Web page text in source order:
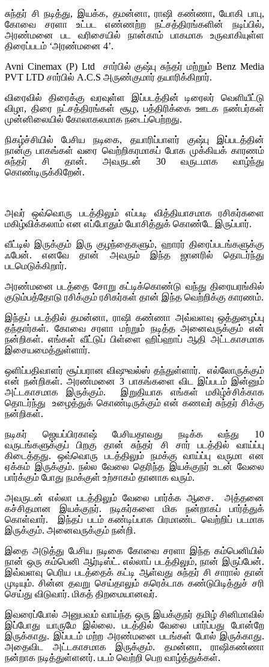
சுந்தர் சி நடித்து, இயக்க, தமன்னா, ராஷி கண்ணா, யோகி பாபு,
கோவை சரளா உட்பட எண்ணற்ற நட்சத்திரங்களின் நடிப்பில்,
அரண்மனை பட வரிசையில் நான்காம் பாகமாக உருவாகியுள்ள
திரைப்படம் ‘அரண்மனை 4’.
Avni Cinemax (P) Ltd சார்பில் குஷ்பு சுந்தர் மற்றும் Benz Media
PVT LTD சார்பில் A.C.S அருண்குமார் தயாரிக்கிறார்.
விரைவில் திரைக்கு வரவுள்ள இப்படத்தின் டிரைலர் வெளியீட்டு
விழா, திரை நட்சத்திரங்கள் சூழ, பத்திரிக்கை ஊடக நண்பர்கள்
முன்னிலையில் கோலாகலமாக நடைப்பெற்றது.
நிகழ்ச்சியில் பேசிய நடிகை, தயாரிப்பாளர் குஷ்பு இப்படத்தின்
நான்கு பாகங்கள் வரை வெற்றிகரமாகப் போக முக்கியக் காரணம்
சுந்தர் சி தான். அவருடன் 30 வருடமாக வாழ்ந்து
கொண்டிருக்கிறேன்.
அவர் ஒவ்வொரு படத்திலும் எப்படி வித்தியாசமாக ரசிகர்களை
மகிழ்விக்கலாம் என எப்போதும் யோசித்துக் கொண்டே இருப்பார்.
வீட்டில் இருக்கும் இரு குழந்தைகளும், ஹாரர் திரைப்படங்களுக்கு
ஃபேன். எனவே தான் அவரும் இந்த ஜானரில் தொடர்ந்து
படமெடுக்கிறார்.
அரண்மனை படத்தை சோறு கட்டிக்கொண்டு வந்து திரையரங்கில்
குடும்பத்தோடு ரசிக்கும் ரசிகர்கள் தான் இந்த வெற்றிக்கு காரணம்.
இந்தப் படத்தில் தமன்னா, ராஷி கண்ணா அவ்வளவு ஒத்துழைப்பு
தந்தார்கள். கோவை சரளா மற்றும் நடித்த அனைவருக்கும் என்
நன்றிகள். எங்கள் வீட்டுப் பிள்ளை ஹிப்ஹாப் ஆதி அட்டகாசமாக
இசையமைத்துள்ளார்.
ஒளிப்பதிவாளர் சூப்பரான விஷுவல்ஸ் தந்துள்ளார். எல்லோருக்கும்
என் நன்றிகள். அரண்மனை 3 பாகங்களை விட இப்படம் இன்னும்
அட்டகாசமாக இருக்கும். இறுதியாக எங்கள் மகிழ்ச்சிக்காக
தொடர்ந்து உழைத்துக் கொண்டிருக்கும் என் கணவர் சுந்தர் சிக்கு
நன்றிகள்.
நடிகர் ஜெயப்பிரகாஷ் பேசியதாவது நடிக்க வந்து 10
வருடங்களுக்குப் பிறகு தான் சுந்தர் சி சார் படத்தில் வாய்ப்பு
கிடைத்தது. ஒவ்வொரு படத்திலும் நமக்கு வாய்ப்பு வருமா என
ஏக்கம் இருக்கும். நல்ல வேலை தெரிந்த இயக்குநர் உடன் வேலை
பார்க்கும் போது நமக்குள் உற்சாகம் தானாக வரும்.
அவருடன் எல்லா படத்திலும் வேலை பார்க்க ஆசை. அத்தனை
கச்சிதமான இயக்குநர். நடிகர்களை மிக நன்றாகப் பார்த்துக்
கொள்வார். இந்தப் படம் கண்டிப்பாக பிரமாண்ட வெற்றிப் படமாக
இருக்கும். அனைவருக்கும் நன்றி.
இதை அடுத்து பேசிய நடிகை கோவை சரளா இந்த கம்பெனியில்
நான் ஒரு கம்பெனி ஆர்டிஸ்ட். எல்லாப் படத்திலும், நான் இருப்பேன்.
இவ்வளவு பெரிய படத்தைக் கட்டி ஆள்வது சுந்தர் சி சாரால் தான்
முடியும். சின்ன தவறு செய்தாலும் கரெக்டாக கண்டுபிடித்துச் சரி
செய்து விடுவார். மிகத் திறமையானவர்.
இவரைப்போல் அனுபவம் வாய்ந்த ஒரு இயக்குநர் தமிழ் சினிமாவில்
இப்போது யாருமே இல்லை. படத்தில் வேலை பார்ப்பது போன்றே
இருக்காது. இப்படம் மற்ற அரண்மனை படங்கள் போல் இருக்காது.
அதைவிட அட்டகாசமாக இருக்கும். தமன்னா, ராஷிகண்ணா
நன்றாக நடித்துள்ளனர். படம் வெற்றி பெற வாழ்த்துக்கள்.